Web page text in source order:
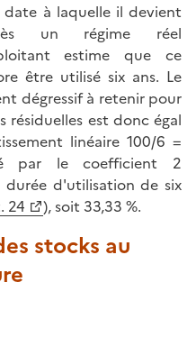
à laquelle il devient
un régime réel
estime que ce
être utilisé six ans. Le
dégressif à retenir pour
résiduelles est donc égal
linéaire 100/6 =
par le coefficient 2
d'utilisation de six
24 ), soit 33,33 %.
stocks au